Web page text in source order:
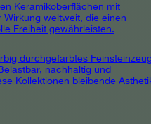
Keramikoberflächen mit
weltweit, die einen
Freiheit gewährleisten.
durchgefärbtes
nachhaltig und
Kollektionen bleibende